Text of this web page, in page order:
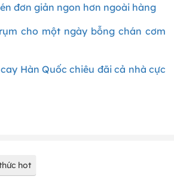
đơn giản ngon hơn ngoài hàng
cho một ngày bỗng chán cơm
Hàn Quốc chiêu đãi cả nhà cực
hot